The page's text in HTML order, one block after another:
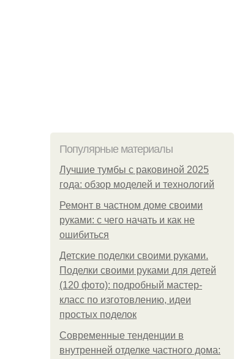
Популярные материалы
Лучшие тумбы с раковиной 2025
года: обзор моделей и технологий
Ремонт в частном доме своими
руками: с чего начать и как не
ошибиться
Детские поделки своими руками.
Поделки своими руками для детей
(120 фото): подробный мастер-
класс по изготовлению, идеи
простых поделок
Современные тенденции в
внутренней отделке частного дома: